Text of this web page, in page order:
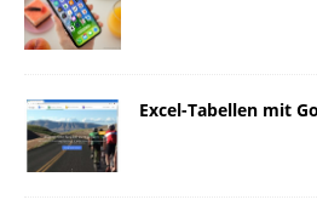
Excel-Tabellen mit